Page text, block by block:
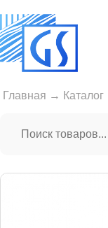
Главная → Каталог